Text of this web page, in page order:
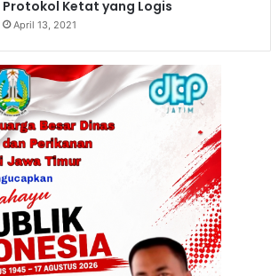
Protokol Ketat yang Logis
April 13, 2021